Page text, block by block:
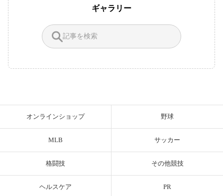
ギャラリー
オンラインショップ 野球
MLB サッカー
格闘技 その他競技
ヘルスケア PR